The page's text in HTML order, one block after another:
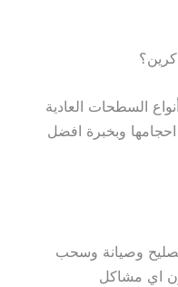
السطحات العادية
وبخبرة افضل
وصيانة وسحب
اي مشاكل